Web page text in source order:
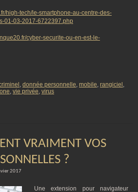
high-tech/le-smartphone-au-centre-des-
01-03-2017-6722397.php
cyber-securite-ou-en-est-le-
, donnée personnelle, mobile, rangiciel ,
, vie privée, virus
VRAIMENT VOS
?
2017
Une extension pour navigateur